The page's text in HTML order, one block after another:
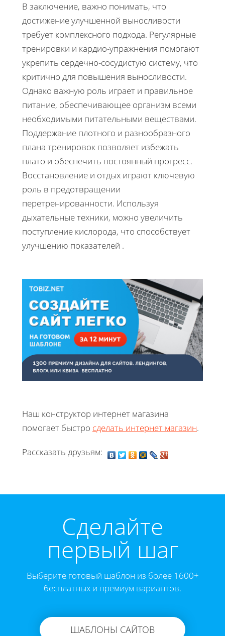
В заключение, важно понимать, что
достижение улучшенной выносливости
требует комплексного подхода. Регулярные
тренировки и кардио-упражнения помогают
укрепить сердечно-сосудистую систему, что
критично для повышения выносливости.
Однако важную роль играет и правильное
питание, обеспечивающее организм всеми
необходимыми питательными веществами.
Поддержание плотного и разнообразного
плана тренировок позволяет избежать
плато и обеспечить постоянный прогресс.
Восстановление и отдых играют ключевую
роль в предотвращении
перетренированности. Используя
дыхательные техники, можно увеличить
поступление кислорода, что способствует
улучшению показателей .
Наш конструктор интернет магазина
помогает быстро сделать интернет магазин.
Рассказать друзьям:
Cделайте
первый шаг
Выберите готовый шаблон из более 1600+
бесплатных и премиум вариантов.
ШАБЛОНЫ САЙТОВ